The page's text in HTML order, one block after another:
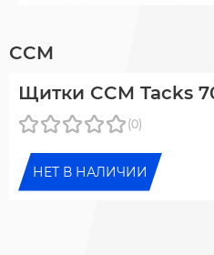
CCM
Щитки CCM Tacks
(0)
НЕТ В НАЛИЧИИ